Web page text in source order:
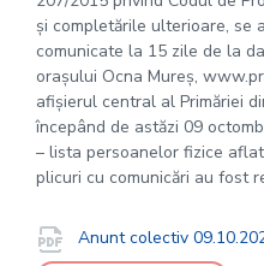
și completările ulterioare, se
comunicate la 15 zile de la
orașului Ocna Mureș,
afișierul central al Primăriei
începând de astăzi 09
– lista persoanelor fizice
plicuri cu comunicări au fost
Documente
Anunt colectiv